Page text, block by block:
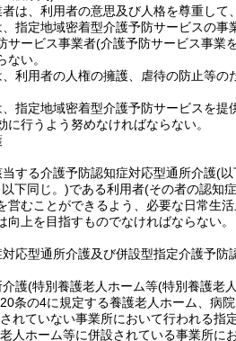
は、利用者の意思及び人格を尊重し
指定地域密着型介護予防サービスの
サービス事業者(介護予防サービス事業
い。
利用者の人権の擁護、虐待の防止等
指定地域密着型介護予防サービスを
行うよう努めなければならない。
する介護予防認知症対応型通所介護(以
下同じ。)である利用者(その者の認知
営むことができるよう、必要な日常生
上を目指すものでなければならない。
応型通所介護及び併設型指定介護予防
介護(特別養護老人ホーム等(特別養護老
20条の4に規定する養護老人ホーム、病
れていない事業所において行われる指
人ホーム等に併設されている事業所に